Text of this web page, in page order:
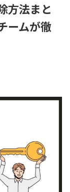
方法まと
ームが徹